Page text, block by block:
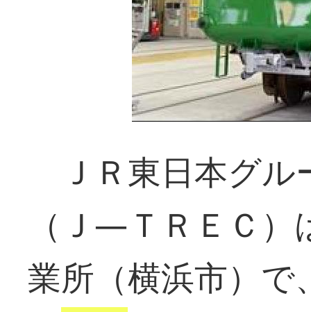
ＪＲ東日本グル
（Ｊ―ＴＲＥＣ
業所（横浜市）